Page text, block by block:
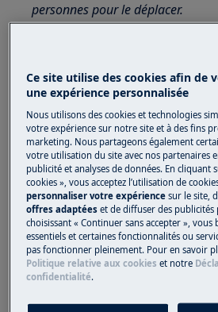
personnes pour le déplacer.
Utilisez toujours des gants de
Veuillez noter que l'auto-
non professionnelle peut avoir
la sécurité si elle n'est pas
Démontage et assemblage
couverts et du panier central
La procédure est similaire pour
et se fait avec les paniers
Ce site utilise des cookies afin de
une expérience personnalisée
Nous utilisons des cookies et technologies
votre expérience sur notre site et à des fins
marketing. Nous partageons également
votre utilisation du site avec nos partenaires
publicité et analyses de données. En cliquant
cookies », vous acceptez l’utilisation de
personnaliser votre expériencesur le site,
offres adaptées et de diffuser des publicités
choisissant « Continuer sans accepter », vous
essentiels et certaines fonctionnalités ou
pas fonctionner pleinement. Pour en savoir
Politique relative aux cookies et notre
confidentialité.